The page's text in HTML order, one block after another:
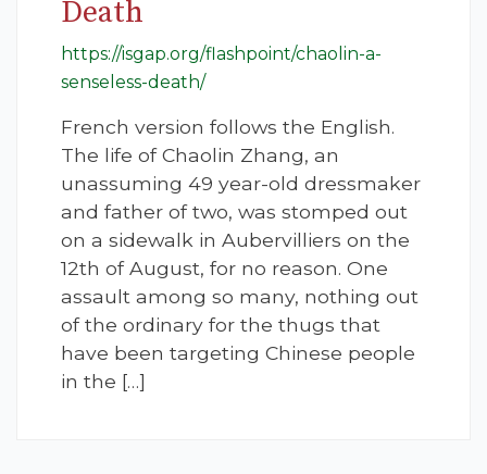
Death
https://isgap.org/flashpoint/chaolin-a-
senseless-death/
French version follows the English.
The life of Chaolin Zhang, an
unassuming 49 year-old dressmaker
and father of two, was stomped out
on a sidewalk in Aubervilliers on the
12th of August, for no reason. One
assault among so many, nothing out
of the ordinary for the thugs that
have been targeting Chinese people
in the […]